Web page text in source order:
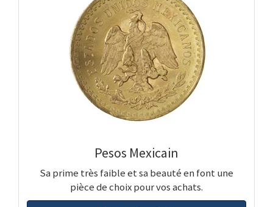
Pesos Mexicain
Sa prime très faible et sa beauté en font une
pièce de choix pour vos achats.